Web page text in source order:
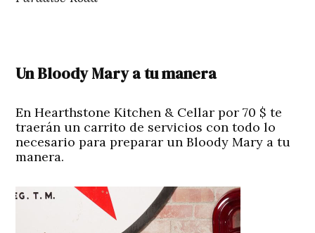
Un Bloody Mary a tu manera
En Hearthstone Kitchen & Cellar por 70 $ te
traerán un carrito de servicios con todo lo
necesario para preparar un Bloody Mary a tu
manera.